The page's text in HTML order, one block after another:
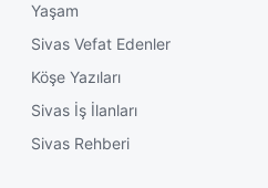
Yaşam
Sivas Vefat Edenler
Köşe Yazıları
Sivas İş İlanları
Sivas Rehberi